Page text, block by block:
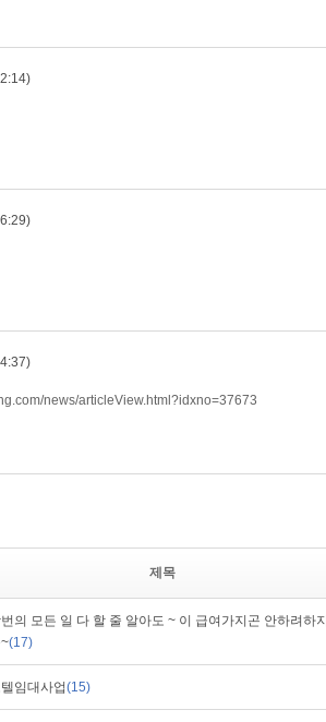
제목
의 모든 일 다 할 줄 알아도 ~ 이 급여가지곤 안하려하지
(17)
임대사업(15)